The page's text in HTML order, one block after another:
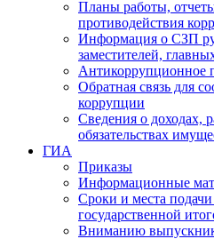
Планы работы,
противодействия
Информация о СЗП
заместителей,
Антикоррупционное
Обратная связь для
коррупции
Сведения о доходах,
обязательствах
ГИА
Приказы
Информационные
Сроки и места подачи
государственной
Вниманию